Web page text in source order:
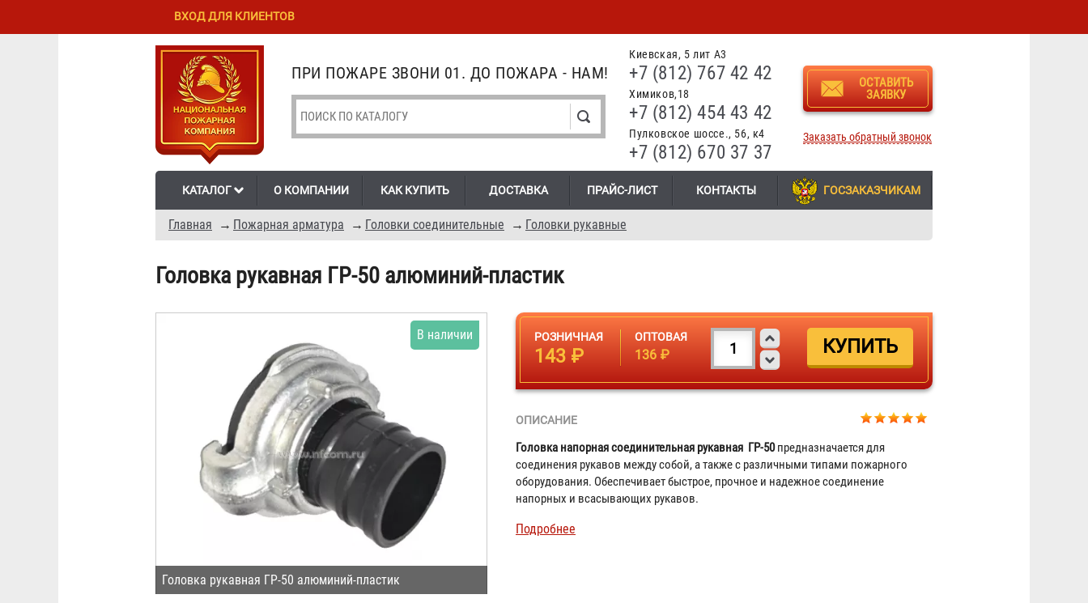
Перейти к
содержанию
Skip to
Киевская, 5 лит А3
+7 (812) 767 42 42
Химиков,18
+7 (812) 454 43 42
Пулковское шоссе., 56, к4
+7 (812) 670 37 37
ОСТАВИТЬ
ЗАЯВКУ
Заказать обратный звонок
ПРИ ПОЖАРЕ ЗВОНИ 01. ДО ПОЖАРА - НАМ!
КАТАЛОГ О КОМПАНИИ КАК КУПИТЬ ДОСТАВКА ПРАЙС-ЛИСТ КОНТАКТЫ ГОСЗАКАЗЧИКАМ
Главная → Пожарная арматура → Головки соединительные → Головки рукавные
ВХОД ДЛЯ КЛИЕНТОВ
Головка рукавная ГР-50 алюминий-пластик
Головка рукавная ГР-50 алюминий-пластик
В наличии РОЗНИЧНАЯ
143 ₽
ОПТОВАЯ
136 ₽
ОПИСАНИЕ
Головка напорная соединительная рукавная ГР-50предназначается для
соединения рукавов между собой, а также с различными типами пожарного
оборудования. Обеспечивает быстрое, прочное и надежное соединение
напорных и всасывающих рукавов.
Подробнее
Головка муфтовая ГМ-50
145 ₽